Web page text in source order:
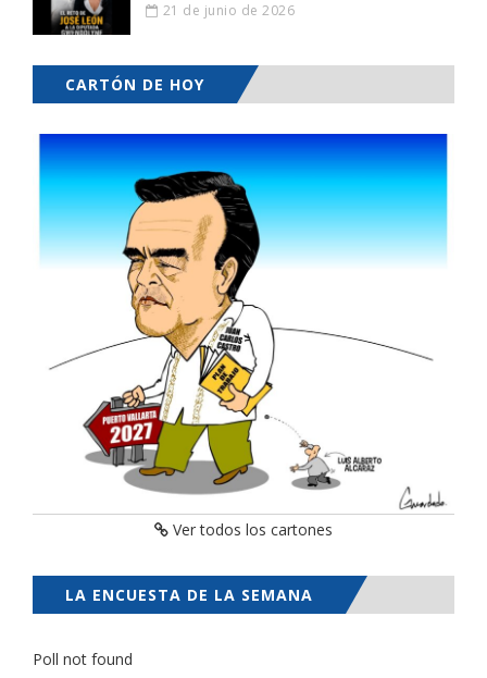
21 de junio de 2026
CARTÓN DE HOY
Ver todos los cartones
LA ENCUESTA DE LA SEMANA
Poll not found